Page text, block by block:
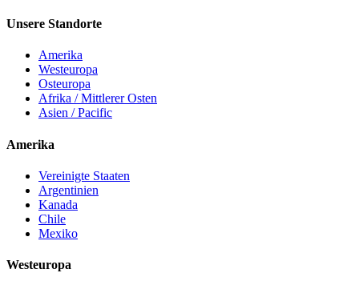
Unsere Standorte
Amerika
Westeuropa
Osteuropa
Afrika / Mittlerer Osten
Asien / Pacific
Amerika
Vereinigte Staaten
Argentinien
Kanada
Chile
Mexiko
Westeuropa